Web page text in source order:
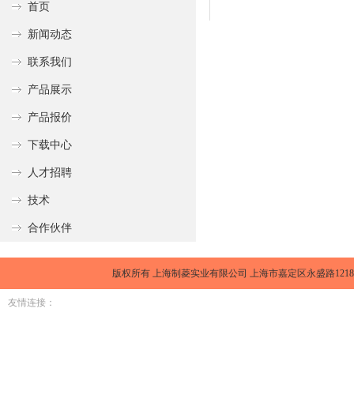
首页
新闻动态
联系我们
产品展示
产品报价
下载中心
人才招聘
技术
合作伙伴
版权所有 上海制菱实业有限公司 上海市嘉定区永盛路
友情连接：